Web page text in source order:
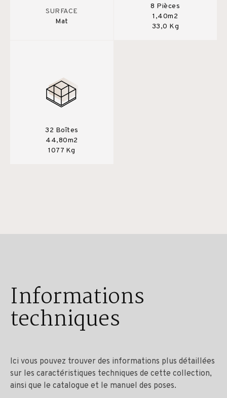
SURFACE
Mat
8 Pièces
1,40m2
33,0 Kg
32 Boîtes
44,80m2
1077 Kg
Informations
techniques
Ici vous pouvez trouver des informations plus détaillées
sur les caractéristiques techniques de cette collection,
ainsi que le catalogue et le manuel des poses.